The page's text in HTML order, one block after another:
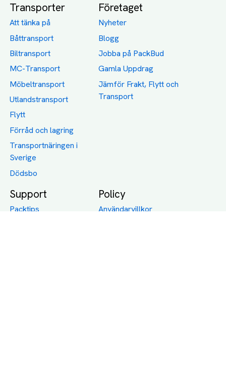
Transporter
Att tänka på
Båttransport
Biltransport
MC-Transport
Möbeltransport
Utlandstransport
Flytt
Förråd och lagring
Transportnäringen i
Sverige
Dödsbo
Företaget
Nyheter
Blogg
Jobba på PackBud
Gamla Uppdrag
Jämför Frakt, Flytt och
Transport
Support
Packtips
Policy
Användarvillkor